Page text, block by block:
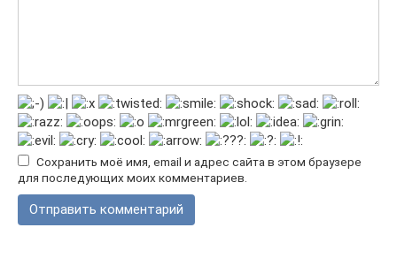
Сохранить моё имя, email и адрес сайта в этом браузере
для последующих моих комментариев.